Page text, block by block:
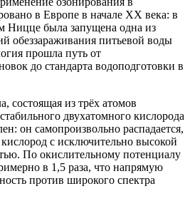
в Европе в начале XX века: в
Ницце была запущена одна из
обеззараживания питьевой воды
прошла путь от
до стандарта водоподготовки в
состоящая из трёх атомов
двухатомного кислорода
он самопроизвольно распадается,
с исключительно высокой
По окислительному потенциалу
в 1,5 раза, что напрямую
против широкого спектра